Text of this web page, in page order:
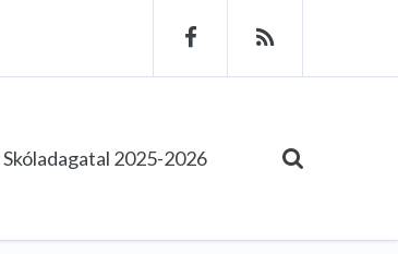
Skóladagatal 2025-2026